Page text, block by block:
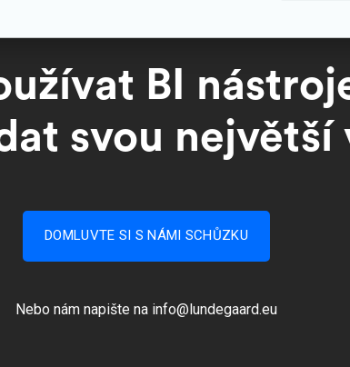
BI
svou největší
DOMLUVTE SI S NÁMI SCHŮZKU
Nebo nám napište na info@lundegaard.eu